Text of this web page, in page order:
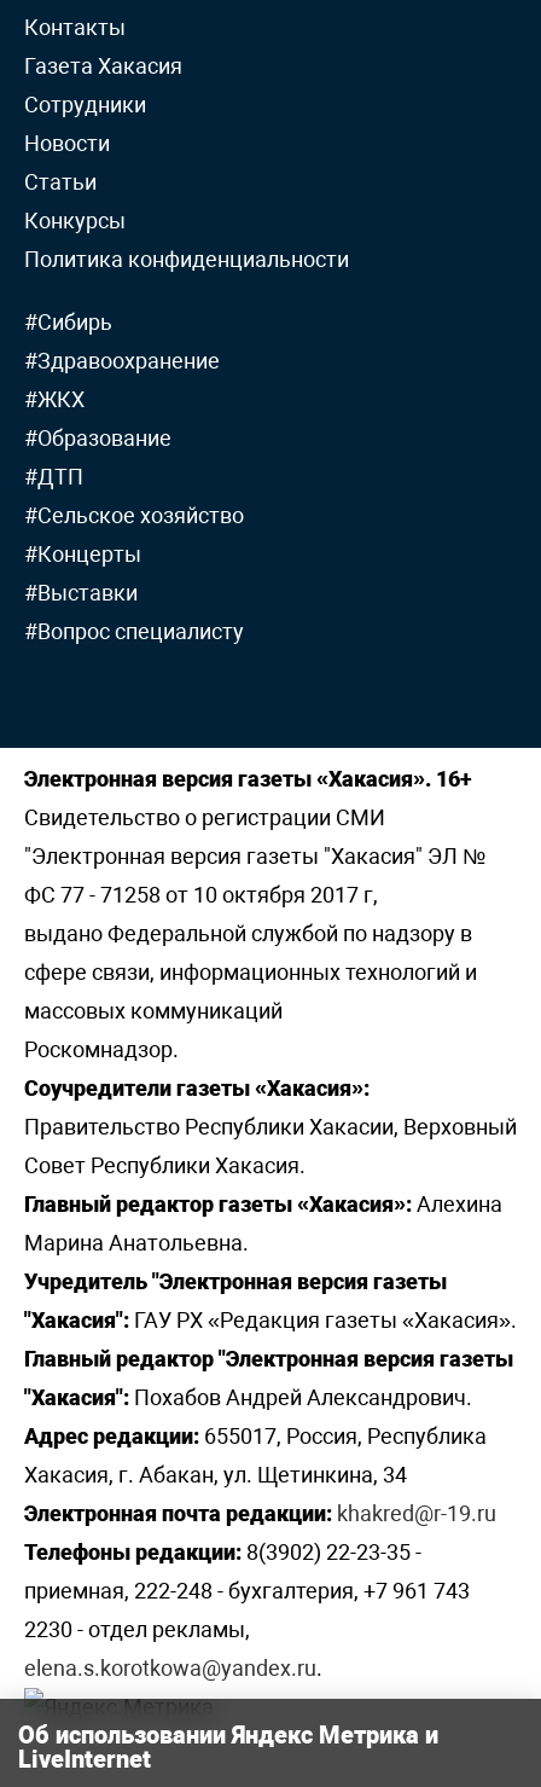
Контакты
Газета Хакасия
Сотрудники
Новости
Статьи
Конкурсы
Политика конфиденциальности
#Сибирь
#Здравоохранение
#ЖКХ
#Образование
#ДТП
#Сельское хозяйство
#Концерты
#Выставки
#Вопрос специалисту
Электронная версия газеты «Хакасия». 16+
Свидетельство о регистрации СМИ
"Электронная версия газеты "Хакасия" ЭЛ №
ФС 77 - 71258 от 10 октября 2017 г,
выдано Федеральной службой по надзору в
сфере связи, информационных технологий и
массовых коммуникаций
Роскомнадзор.
Соучредители газеты «Хакасия»:
Правительство Республики Хакасии, Верховный
Совет Республики Хакасия.
Главный редактор газеты «Хакасия»:Алехина
Марина Анатольевна.
Учредитель "Электронная версия газеты
"Хакасия": ГАУ РХ «Редакция газеты «Хакасия».
Главный редактор "Электронная версия газеты
"Хакасия": Похабов Андрей Александрович.
Адрес редакции: 655017, Россия, Республика
Хакасия, г. Абакан, ул. Щетинкина, 34
Электронная почта редакции: khakred@r-19.ru
Телефоны редакции: 8(3902) 22-23-35 -
приемная, 222-248 - бухгалтерия, +7 961 743
2230 - отдел рекламы,
elena.s.korotkowa@yandex.ru.
Об использовании Яндекс Метрика и
LiveInternet